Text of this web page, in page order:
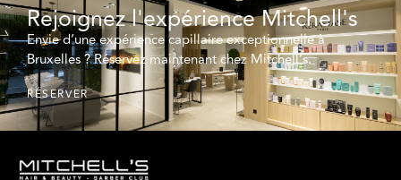
Rejoignez l'expérience Mitchell's
Envie d’une expérience capillaire exceptionnelle à
Bruxelles ? Réservez maintenant chez Mitchell’s.
RÉSERVER